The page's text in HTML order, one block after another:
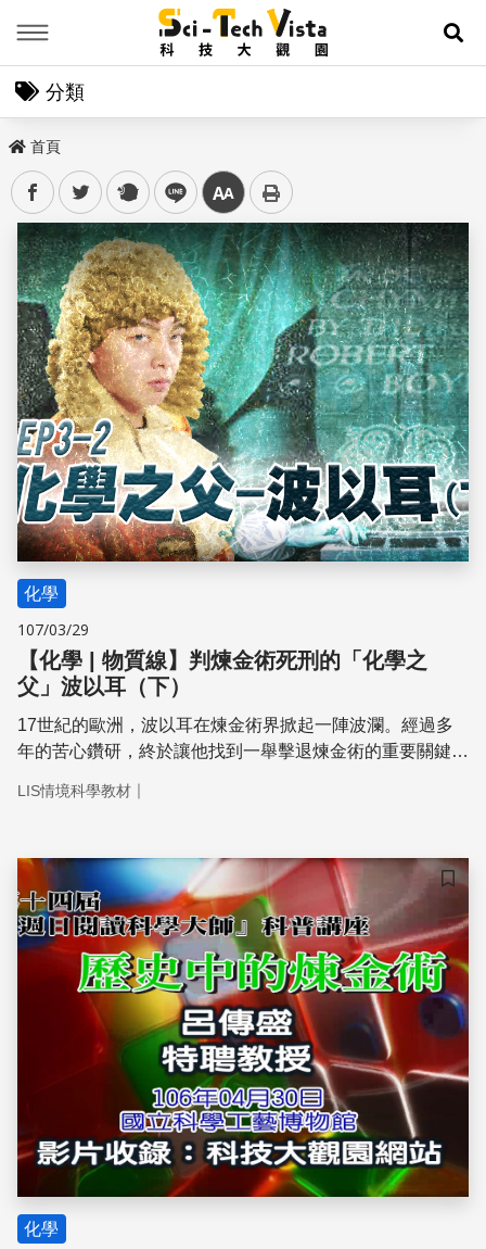
展
分類
首頁
facebooktwitter plurk line 中
儲存
化學
107/03/29
【化學 | 物質線】判煉金術死刑的「化學之
父」波以耳（下）
17世紀的歐洲，波以耳在煉金術界掀起一陣波瀾。經過多
年的苦心鑽研，終於讓他找到一舉擊退煉金術的重要關鍵！
臣服於波以耳之下呢？
LIS情境科學教材 ｜
儲存
化學